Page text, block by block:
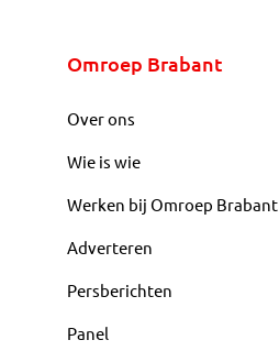
Omroep Brabant
Over ons
Wie is wie
Werken bij Omroep Brabant
Adverteren
Persberichten
Panel